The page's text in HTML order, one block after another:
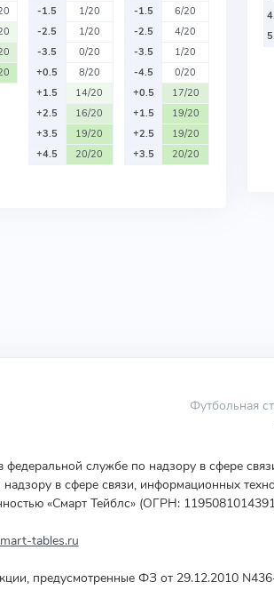
-1.5
1/20
-2.5
1/20
-3.5
0/20
+0.5
8/20
+1.5
14/20
+2.5
16/20
+3.5
19/20
+4.5
20/20
-1.5
6/20
-2.5
4/20
-3.5
1/20
-4.5
0/20
+0.5
17/20
+1.5
19/20
+2.5
19/20
+3.5
20/20
Футбольная
федеральной службе по надзору в сфере
в сфере связи, информационных
«Смарт Тейблс» (ОГРН:
tables.ru
предусмотренные ФЗ от 29.12.2010